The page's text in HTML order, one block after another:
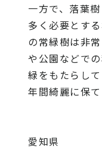
一方で、落葉
多く必要とす
の常緑樹は非
や公園などで
緑をもたらし
年間綺麗に保
愛知県